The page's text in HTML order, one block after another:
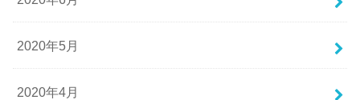
2020年5月
2020年4月